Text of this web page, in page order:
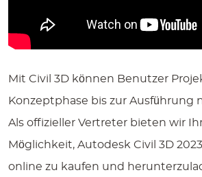
Mit Civil 3D können Benutzer
Konzeptphase bis zur Ausführung
Als offizieller Vertreter bieten wir
Möglichkeit, Autodesk Civil 3D
online zu kaufen und